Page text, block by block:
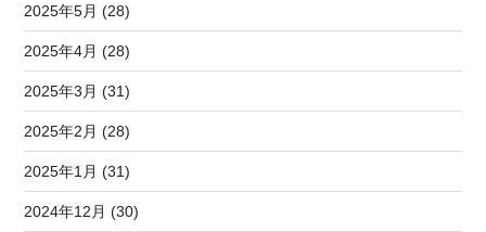
2025年5月 (28)
2025年4月 (28)
2025年3月 (31)
2025年2月 (28)
2025年1月 (31)
2024年12月 (30)